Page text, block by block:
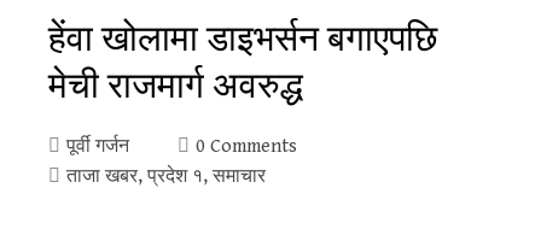
हेंवा खोलामा डाइभर्सन बगाएपछि
मेची राजमार्ग अवरुद्ध
पूर्वी गर्जन
0 Comments
ताजा खबर, प्रदेश १, समाचार